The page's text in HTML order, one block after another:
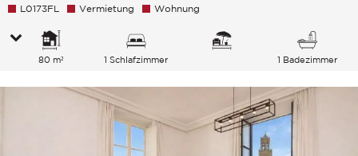
L0173FL Vermietung Wohnung
80 m² 1 Schlafzimmer 1 Badezimmer